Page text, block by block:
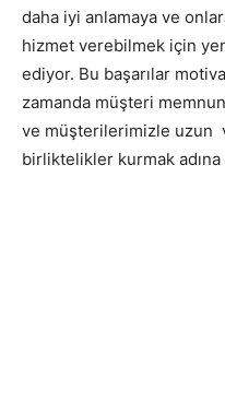
daha iyi anlamaya ve
hizmet verebilmek için
ediyor. Bu başarılar
zamanda müşteri
ve müşterilerimizle uzun
birliktelikler kurmak